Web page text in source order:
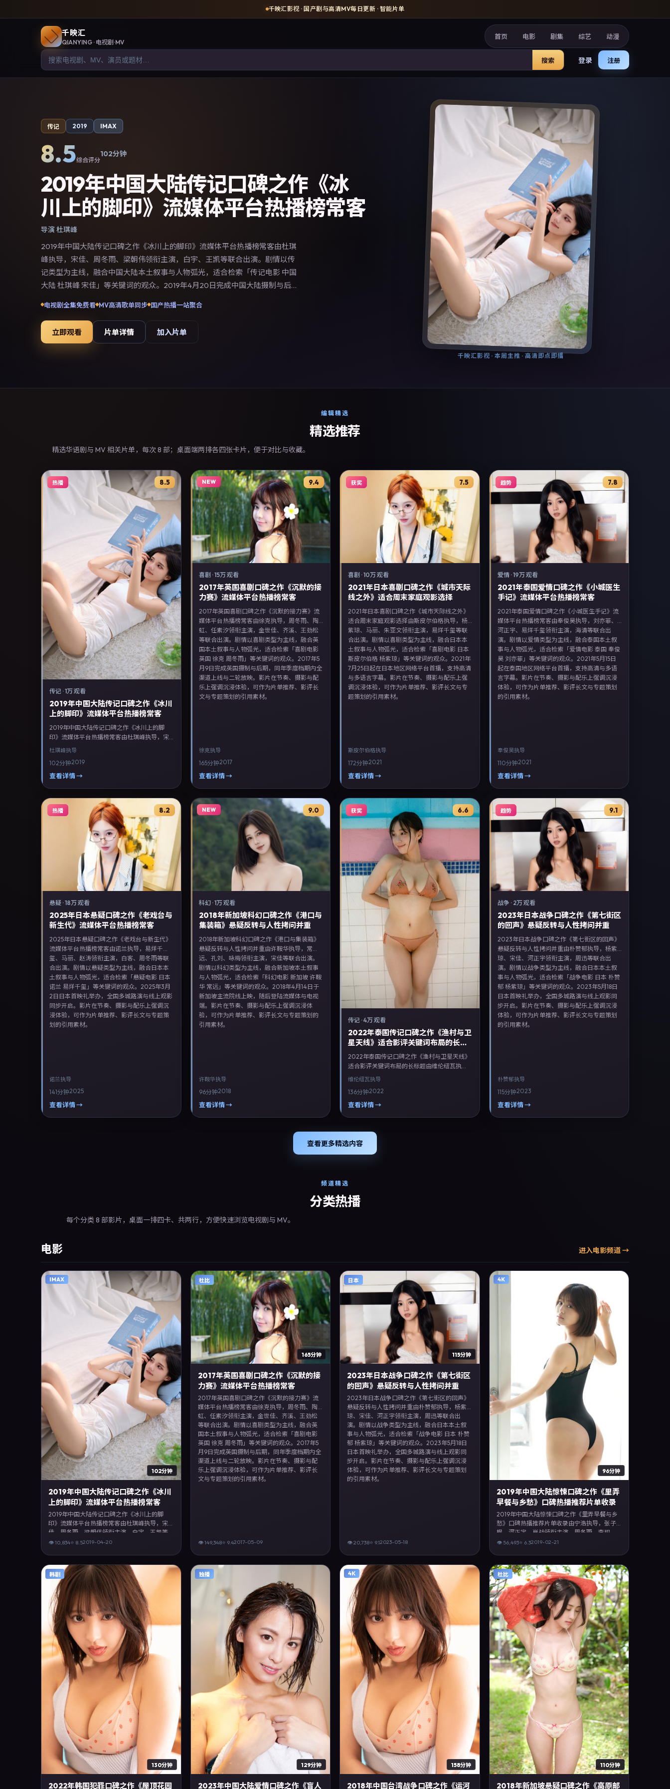
千映汇影视 · 国产剧与高清MV每日更新 · 智能片单
千映汇
QIANYING · 电视剧·MV
首页 电影 剧集 综艺 动漫
搜索 登录 注册
传记 2019 IMAX
8.5综合评分
102分钟
2019年中国大陆传记口碑之作《冰
川上的脚印》流媒体平台热播榜常客
导演 杜琪峰
2019年中国大陆传记口碑之作《冰川上的脚印》流媒体平台热播榜常客由杜琪
峰执导，宋佳、周冬雨、梁朝伟领衔主演，白宇、王凯等联合出演。剧情以传
记类型为主线，融合中国大陆本土叙事与人物弧光，适合检索「传记电影 中国
大陆 杜琪峰 宋佳」等关键词的观众。2019年4月20日完成中国大陆摄制与后
沉浸体验，可作为片单推荐、影评长文与专题策划的引用素材。
电视剧全集免费看 MV高清歌单同步 国产热播一站聚合
立即观看 片单详情 加入片单
千映汇影视 · 本周主推 · 高清即点即播
编辑精选
精选推荐
精选华语剧与 MV 相关片单，每次 8 部；桌面端两排各四张卡片，便于对比与收藏。
热播 8.5
传记 ·1万 观看
2019年中国大陆传记口碑之作《冰川
上的脚印》流媒体平台热播榜常客
2019年中国大陆传记口碑之作《冰川上的脚
印》流媒体平台热播榜常客由杜琪峰执导，宋
佳、周冬雨、梁朝伟领衔主演，白宇、王凯等
大陆本土叙事与人物弧光，适合检索「传记电
影 中国大陆 杜琪峰 宋佳」等关键词的观众。
节奏、摄影与配乐上强调沉浸体验，可作为片
单推荐、影评长文与专题策划的引用素材。
杜琪峰执导
102分钟2019
查看详情 →
NEW 9.4
喜剧 ·15万 观看
2017年英国喜剧口碑之作《沉默的接
力赛》流媒体平台热播榜常客
2017年英国喜剧口碑之作《沉默的接力赛》流
媒体平台热播榜常客由徐克执导，周冬雨、陶
虹、任素汐领衔主演，金世佳、齐溪、王劲松
等联合出演。剧情以喜剧类型为主线，融合英
国本土叙事与人物弧光，适合检索「喜剧电影
英国 徐克 周冬雨」等关键词的观众。2017年5
月9日完成英国摄制与后期，同年季度档期内全
渠道上线与二轮放映。影片在节奏、摄影与配
乐上强调沉浸体验，可作为片单推荐、影评长
文与专题策划的引用素材。
徐克执导
165分钟2017
查看详情 →
获奖 7.5
喜剧 ·10万 观看
2021年日本喜剧口碑之作《城市天际
线之外》适合周末家庭观影选择
2021年日本喜剧口碑之作《城市天际线之外》
适合周末家庭观影选择由斯皮尔伯格执导，杨
紫琼、马丽、朱亚文领衔主演，易烊千玺等联
合出演。剧情以喜剧类型为主线，融合日本本
土叙事与人物弧光，适合检索「喜剧电影 日本
斯皮尔伯格 杨紫琼」等关键词的观众。2021年
7月25日起在日本地区网络平台首播，支持高清
与多语言字幕。影片在节奏、摄影与配乐上强
调沉浸体验，可作为片单推荐、影评长文与专
题策划的引用素材。
斯皮尔伯格执导
172分钟2021
查看详情 →
趋势 7.8
爱情·19万 观看
2021年泰国爱情口碑之作《小城医生
手记》流媒体平台热播榜常客
2021年泰国爱情口碑之作《小城医生手记》流
媒体平台热播榜常客由奉俊昊执导，刘亦菲、
河正宇、易烊千玺领衔主演，海清等联合出
演。剧情以爱情类型为主线，融合泰国本土叙
事与人物弧光，适合检索「爱情电影 泰国 奉俊
昊 刘亦菲」等关键词的观众。2021年5月15日
起在泰国地区网络平台首播，支持高清与多语
言字幕。影片在节奏、摄影与配乐上强调沉浸
体验，可作为片单推荐、影评长文与专题策划
的引用素材。
奉俊昊执导
110分钟2021
查看详情 →
热播 8.2
悬疑 ·18万 观看
2025年日本悬疑口碑之作《老戏台与
新生代》流媒体平台热播榜常客
2025年日本悬疑口碑之作《老戏台与新生代》
流媒体平台热播榜常客由诺兰执导，易烊千
玺、马丽、赵涛领衔主演，白客、周冬雨等联
合出演。剧情以悬疑类型为主线，融合日本本
土叙事与人物弧光，适合检索「悬疑电影 日本
诺兰 易烊千玺」等关键词的观众。2025年3月
2日日本首映礼举办，全国多城路演与线上观影
同步开启。影片在节奏、摄影与配乐上强调沉
浸体验，可作为片单推荐、影评长文与专题策
划的引用素材。
诺兰执导
141分钟2025
查看详情 →
NEW 9.0
科幻·1万 观看
2018年新加坡科幻口碑之作《港口与
集装箱》悬疑反转与人性拷问并重
2018年新加坡科幻口碑之作《港口与集装箱》
悬疑反转与人性拷问并重由许鞍华执导，常
远、孔刘、咏梅领衔主演，宋佳等联合出演。
剧情以科幻类型为主线，融合新加坡本土叙事
与人物弧光，适合检索「科幻电影 新加坡 许鞍
华 常远」等关键词的观众。2018年4月14日于
新加坡主流院线上映，随后登陆流媒体与电视
端。影片在节奏、摄影与配乐上强调沉浸体
验，可作为片单推荐、影评长文与专题策划的
引用素材。
许鞍华执导
96分钟2018
查看详情 →
获奖 6.6
传记 ·4万 观看
2022年泰国传记口碑之作《渔村与卫
星天线》适合影评关键词布局的长标
题
2022年泰国传记口碑之作《渔村与卫星天线》
适合影评关键词布局的长标题由维伦纽瓦执
导，任素汐、朱亚文、周迅领衔主演，杨紫琼
国本土叙事与人物弧光，适合检索「传记电影
泰国 维伦纽瓦 任素汐」等关键词的观众。
配乐上强调沉浸体验，可作为片单推荐、影评
长文与专题策划的引用素材。
维伦纽瓦执导
136分钟2022
查看详情 →
趋势 9.1
战争 · 2万 观看
2023年日本战争口碑之作《第七街区
的回声》悬疑反转与人性拷问并重
2023年日本战争口碑之作《第七街区的回声》
悬疑反转与人性拷问并重由朴赞郁执导，杨紫
琼、宋佳、河正宇领衔主演，周迅等联合出
演。剧情以战争类型为主线，融合日本本土叙
事与人物弧光，适合检索「战争电影 日本 朴赞
郁 杨紫琼」等关键词的观众。2023年5月18日
日本首映礼举办，全国多城路演与线上观影同
步开启。影片在节奏、摄影与配乐上强调沉浸
体验，可作为片单推荐、影评长文与专题策划
的引用素材。
朴赞郁执导
115分钟2023
查看详情 →
查看更多精选内容
频道精选
分类热播
每个分类 8 部影片，桌面一排四卡、共两行，方便快速浏览电视剧与 MV。
电影 进入电影频道 →
IMAX
102分钟
2019年中国大陆传记口碑之作《冰川
上的脚印》流媒体平台热播榜常客
2019年中国大陆传记口碑之作《冰川上的脚
印》流媒体平台热播榜常客由杜琪峰执导，宋
佳、周冬雨、梁朝伟领衔主演，白宇、王凯等
联合出演。剧情以传记类型为主线，融合中国
2019年4月20日完成中国大陆摄制与后期，同
年季度档期内全渠道上线与二轮放映。影片在
节奏、摄影与配乐上强调沉浸体验，可作为片
单推荐、影评长文与专题策划的引用素材。
👁10,834⭐ 8.52019-04-20
杜比
165分钟
2017年英国喜剧口碑之作《沉默的接
力赛》流媒体平台热播榜常客
2017年英国喜剧口碑之作《沉默的接力赛》流
媒体平台热播榜常客由徐克执导，周冬雨、陶
虹、任素汐领衔主演，金世佳、齐溪、王劲松
等联合出演。剧情以喜剧类型为主线，融合英
国本土叙事与人物弧光，适合检索「喜剧电影
英国 徐克 周冬雨」等关键词的观众。2017年5
月9日完成英国摄制与后期，同年季度档期内全
渠道上线与二轮放映。影片在节奏、摄影与配
乐上强调沉浸体验，可作为片单推荐、影评长
文与专题策划的引用素材。
👁149,348⭐ 9.42017-05-09
日本
115分钟
2023年日本战争口碑之作《第七街区
的回声》悬疑反转与人性拷问并重
2023年日本战争口碑之作《第七街区的回声》
悬疑反转与人性拷问并重由朴赞郁执导，杨紫
琼、宋佳、河正宇领衔主演，周迅等联合出
演。剧情以战争类型为主线，融合日本本土叙
事与人物弧光，适合检索「战争电影 日本 朴赞
郁 杨紫琼」等关键词的观众。2023年5月18日
日本首映礼举办，全国多城路演与线上观影同
步开启。影片在节奏、摄影与配乐上强调沉浸
体验，可作为片单推荐、影评长文与专题策划
的引用素材。
👁20,738⭐ 9.12023-05-18
4K
96分钟
2019年中国大陆惊悚口碑之作《里弄
早餐与乡愁》口碑热播推荐片单收录
2019年中国大陆惊悚口碑之作《里弄早餐与乡
愁》口碑热播推荐片单收录由宁浩执导，张子
枫、河正宇、肖战领衔主演，周冬雨、李现、
沈腾等联合出演。剧情以惊悚类型为主线，融
观众。2019年2月21日中国大陆首映礼举办，全
国多城路演与线上观影同步开启。影片在节
奏、摄影与配乐上强调沉浸体验，可作为片单
推荐、影评长文与专题策划的引用素材。
👁 56,493⭐ 6.32019-02-21
韩剧
130分钟
2022年韩国犯罪口碑之作《屋顶花园
独播
129分钟
2023年中国大陆爱情口碑之作《盲人
4K
158分钟
2018年中国台湾战争口碑之作《运河
杜比
110分钟
2018年新加坡悬疑口碑之作《高原邮